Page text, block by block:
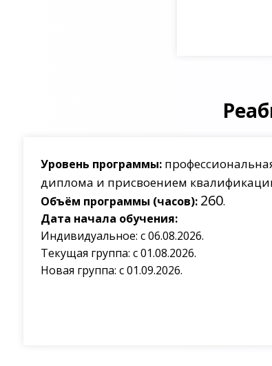
Уровень программы:
диплома и присвоением
Объём программы (часов): 260.
Дата начала обучения:
Индивидуальное: с 06.08.2026.
Текущая группа: с 01.08.2026.
Новая группа: с 01.09.2026.